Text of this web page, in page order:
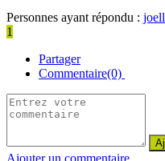
Personnes ayant répondu :
1
Partager
Commentaire(0)
Ajouter un commentaire